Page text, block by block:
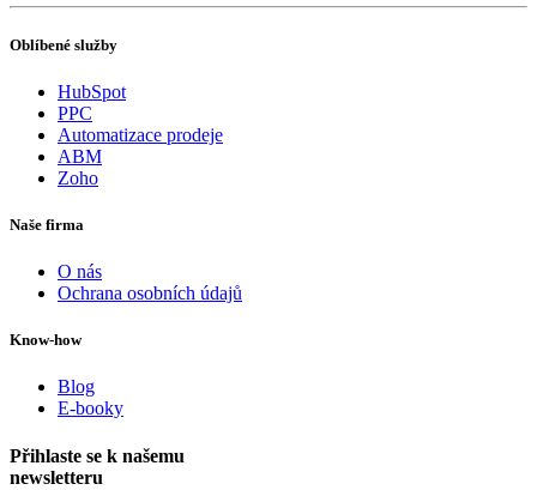
Oblíbené služby
HubSpot
PPC
Automatizace prodeje
ABM
Zoho
Naše firma
O nás
Ochrana osobních údajů
Know-how
Blog
E-booky
Přihlaste se k našemu
newsletteru